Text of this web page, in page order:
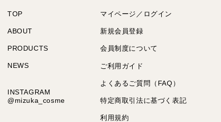
TOP
ABOUT
PRODUCTS
NEWS
INSTAGRAM
@mizuka_cosme
マイページ／ログイン
新規会員登録
会員制度について
ご利用ガイド
よくあるご質問（FAQ）
特定商取引法に基づく表記
利用規約